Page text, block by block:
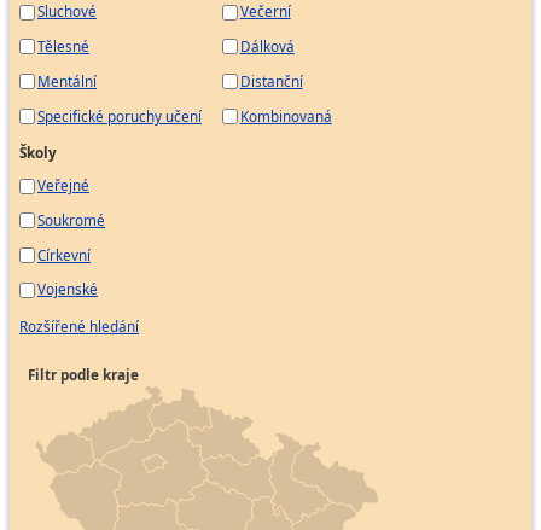
Sluchové
Tělesné
Mentální
Specifické poruchy učení
Večerní
Dálková
Distanční
Kombinovaná
Školy
Veřejné
Soukromé
Církevní
Vojenské
Rozšířené hledání
Filtr podle kraje